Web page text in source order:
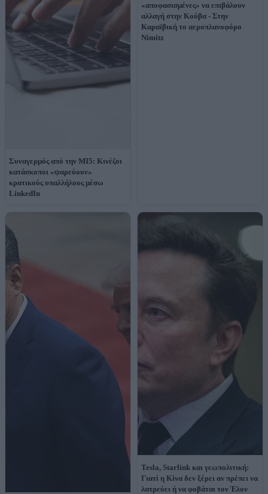
Συναγερμός από την MI5: Κινέζοι
κατάσκοποι «ψαρεύουν»
κρατικούς υπαλλήλους μέσω
LinkedIn
«αποφασισμένες» να επιβάλουν
αλλαγή στην Κούβα - Στην
Καραϊβική το αεροπλανοφόρο
Nimitz
Tesla, Starlink και γεωπολιτική:
Γιατί η Κίνα δεν ξέρει αν πρέπει να
λατρεύει ή να φοβάται τον Έλον